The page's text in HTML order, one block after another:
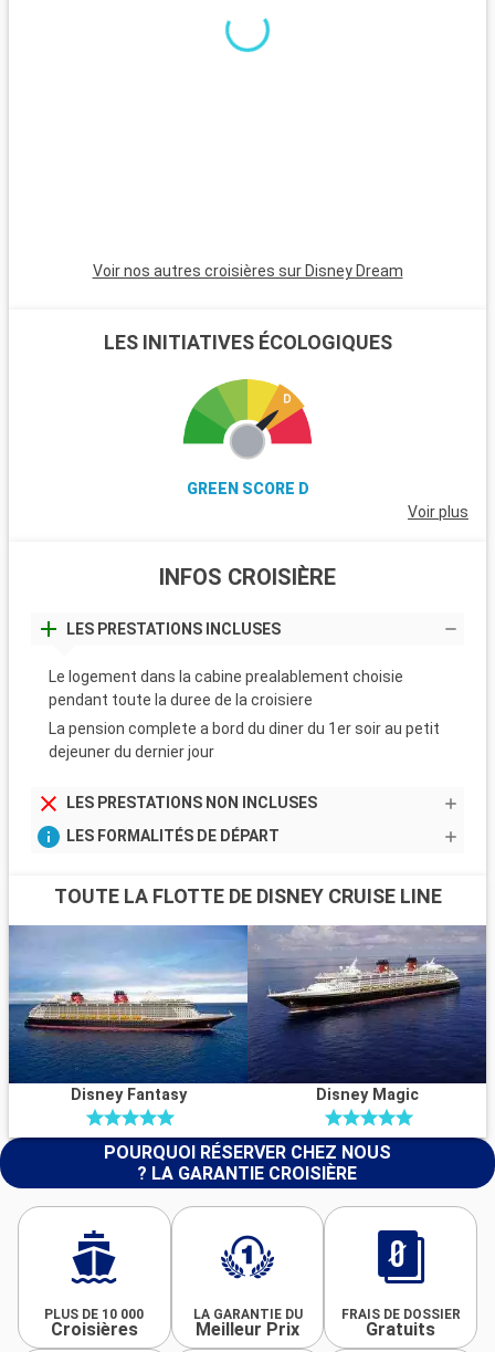
minutes, est incontournable avec son atmosphère animée,
ses plages et son quartier Art Déco. Pour une ambiance plus
Voir nos autres croisières sur Disney Dream
LES INITIATIVES ÉCOLOGIQUES
GREEN SCORE D
Voir plus
INFOS CROISIÈRE
LES PRESTATIONS INCLUSES
Le logement dans la cabine prealablement choisie
pendant toute la duree de la croisiere
La pension complete a bord du diner du 1er soir au petit
dejeuner du dernier jour
LES PRESTATIONS NON INCLUSES
LES FORMALITÉS DE DÉPART
TOUTE LA FLOTTE DE DISNEY CRUISE LINE
Disney Fantasy Disney Magic
POURQUOI RÉSERVER CHEZ NOUS
? LA GARANTIE CROISIÈRE
PLUS DE 10 000
Croisières
LA GARANTIE DU
Meilleur Prix
FRAIS DE DOSSIER
Gratuits